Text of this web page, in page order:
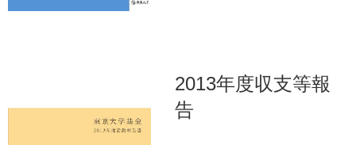
2013年度収支等報
告